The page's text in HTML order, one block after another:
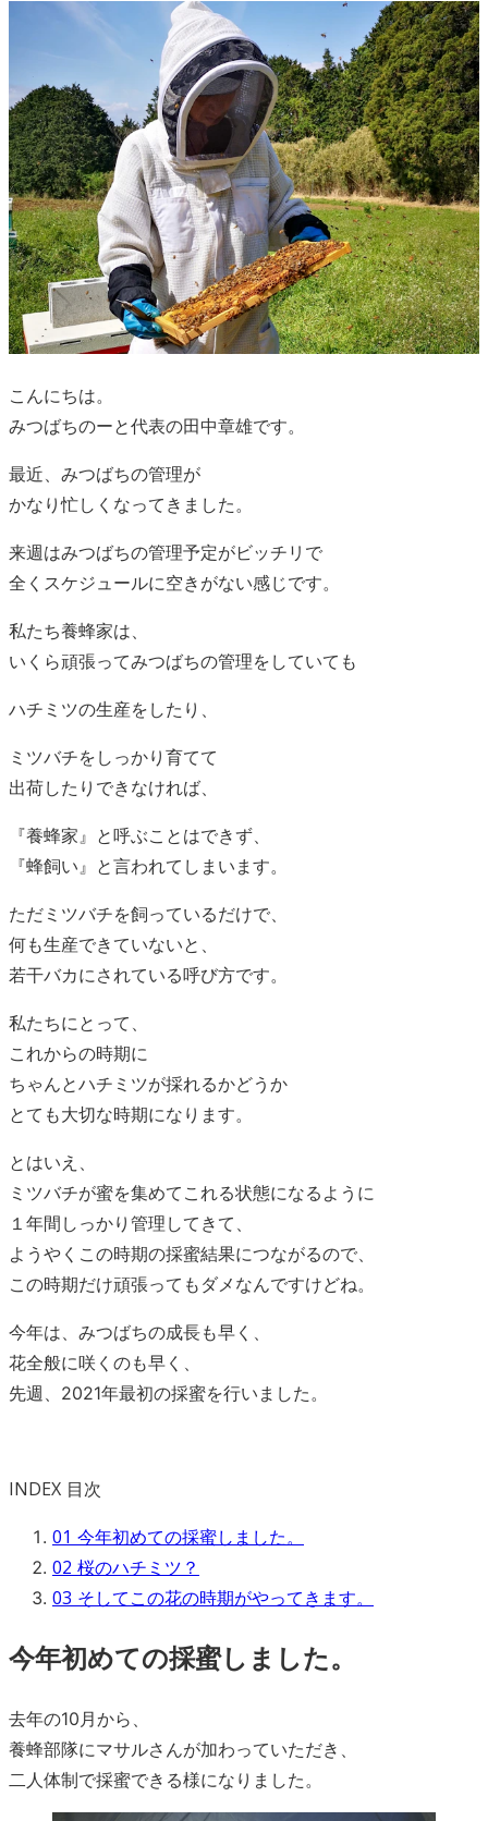
こんにちは。
みつばちのーと代表の田中章雄です。
最近、みつばちの管理が
かなり忙しくなってきました。
来週はみつばちの管理予定がビッチリで
全くスケジュールに空きがない感じです。
私たち養蜂家は、
いくら頑張ってみつばちの管理をしていても
ハチミツの生産をしたり、
ミツバチをしっかり育てて
出荷したりできなければ、
『養蜂家』と呼ぶことはできず、
『蜂飼い』と言われてしまいます。
ただミツバチを飼っているだけで、
何も生産できていないと、
若干バカにされている呼び方です。
私たちにとって、
これからの時期に
ちゃんとハチミツが採れるかどうか
とても大切な時期になります。
とはいえ、
ミツバチが蜜を集めてこれる状態になるように
１年間しっかり管理してきて、
ようやくこの時期の採蜜結果につながるので、
この時期だけ頑張ってもダメなんですけどね。
今年は、みつばちの成長も早く、
花全般に咲くのも早く、
先週、2021年最初の採蜜を行いました。
INDEX 目次
01 今年初めての採蜜しました。
02 桜のハチミツ？
03 そしてこの花の時期がやってきます。
今年初めての採蜜しました。
去年の10月から、
養蜂部隊にマサルさんが加わっていただき、
二人体制で採蜜できる様になりました。